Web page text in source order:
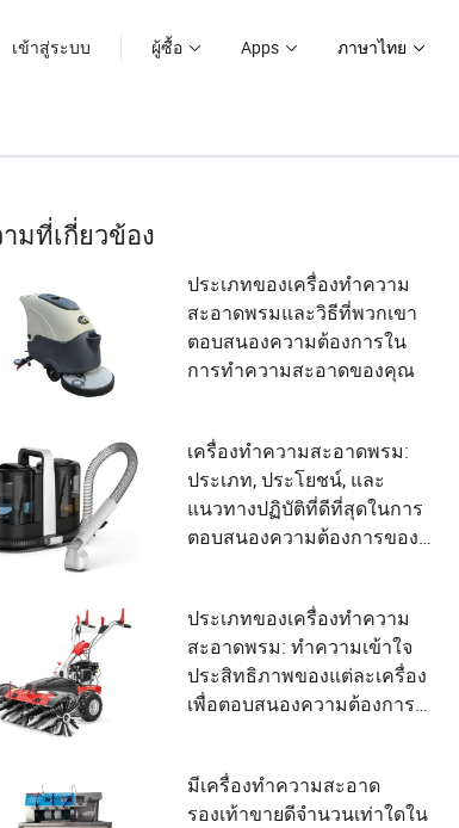
เข้าสู่ระบบ ผู้ซื้อ Apps ภาษาไทย
มที่เกี่ยวข้อง
ประเภทของเครื่องทำความ
สะอาดพรมและวิธีที่พวกเขา
ตอบสนองความต้องการใน
การทำความสะอาดของคุณ
เครื่องทำความสะอาดพรม:
ประเภท, ประโยชน์, และ
แนวทางปฏิบัติที่ดีที่สุดในการ
ตอบสนองความต้องการของผู้
ประเภทของเครื่องทำความ
สะอาดพรม: ทำความเข้าใจ
ประสิทธิภาพของแต่ละเครื่อง
เพื่อตอบสนองความต้องการ
มีเครื่องทำความสะอาด
รองเท้าขายดีจำนวนเท่าใดใน